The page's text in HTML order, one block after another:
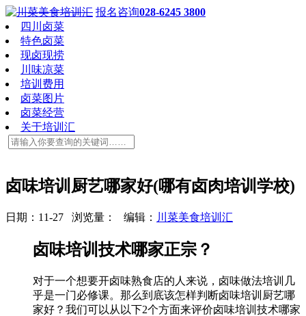
报名咨询028-6245 3800
四川卤菜
特色卤菜
现卤现捞
川味凉菜
培训费用
卤菜图片
卤菜经营
关于培训汇
卤味培训厨艺哪家好(哪有卤肉培训学校)
日期：11-27 浏览量： 编辑： 川菜美食培训汇
卤味培训技术哪家正宗？
对于一个想要开卤味熟食店的人来说，卤味做法培训几
乎是一门必修课。那么到底该怎样判断卤味培训厨艺哪
家好？我们可以从以下2个方面来评价卤味培训技术哪家